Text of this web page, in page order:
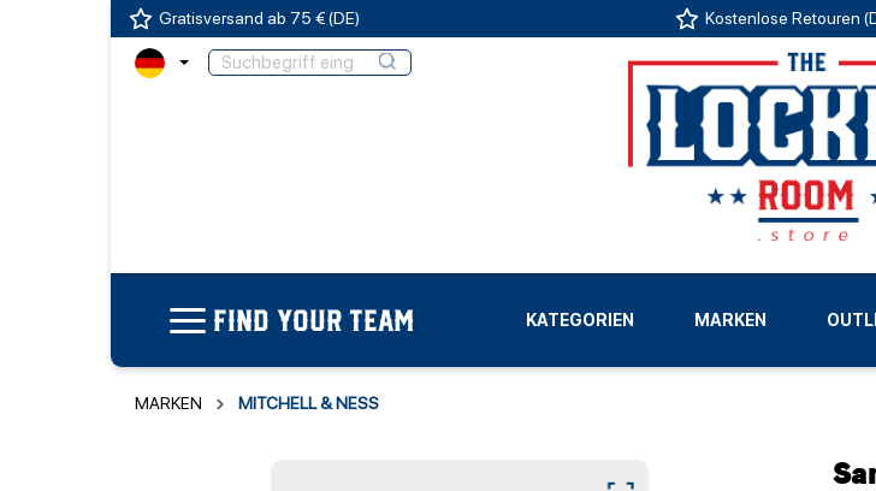
Gratisversand ab 75 € (DE) Kostenlose Retouren
FIND YOUR TEAM KATEGORIEN MARKEN
LIGEN
MARKEN MITCHELL & NESS